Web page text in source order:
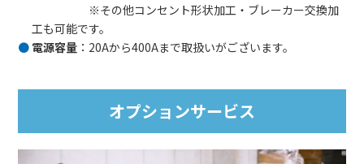
※その他コンセント形状加工・ブレーカー交換加
工も可能です。
電源容量 ：20Aから400Aまで取扱いがございます。
オプションサービス